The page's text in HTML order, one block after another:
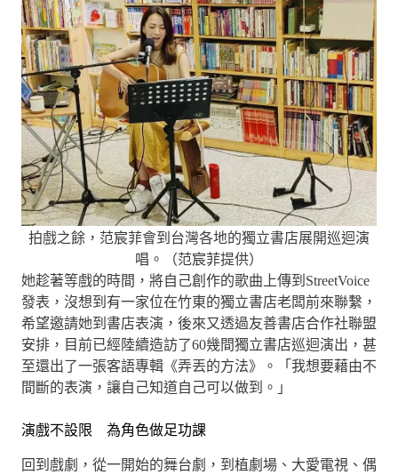
拍戲之餘，范宸菲會到台灣各地的獨立書店展開巡迴演
唱。（范宸菲提供）
她趁著等戲的時間，將自己創作的歌曲上傳到StreetVoice
發表，沒想到有一家位在竹東的獨立書店老闆前來聯繫，
希望邀請她到書店表演，後來又透過友善書店合作社聯盟
安排，目前已經陸續造訪了60幾間獨立書店巡迴演出，甚
至還出了一張客語專輯《弄丟的方法》。「我想要藉由不
間斷的表演，讓自己知道自己可以做到。」
演戲不設限 為角色做足功課
回到戲劇，從一開始的舞台劇，到植劇場、大愛電視、偶